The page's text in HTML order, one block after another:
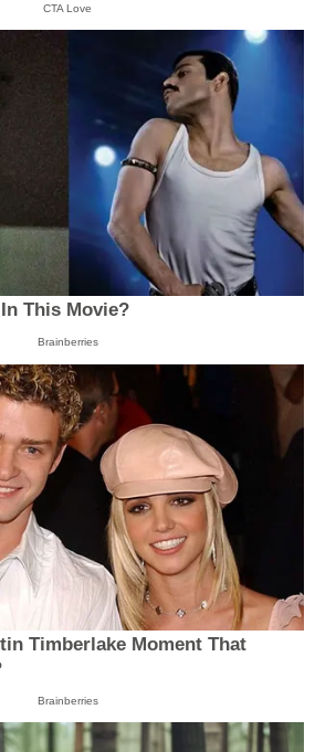
CTA Love
This Movie?
Brainberries
Timberlake Moment That
Brainberries